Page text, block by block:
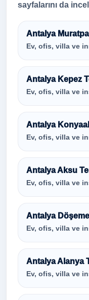
sayfalarını da
Antalya
Ev, ofis, villa ve
Antalya Kepez
Ev, ofis, villa ve
Antalya
Ev, ofis, villa ve
Antalya Aksu
Ev, ofis, villa ve
Antalya
Ev, ofis, villa ve
Antalya Alanya
Ev, ofis, villa ve